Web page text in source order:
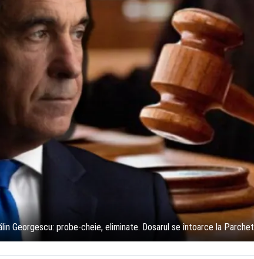
Georgescu: probe-cheie, eliminate. Dosarul se întoarce la Parchet